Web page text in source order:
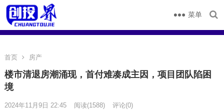
菜单
首页 房产
楼市清退房潮涌现，首付难凑成主因，项目团队陷困
境
2024年11月9日 22:45 阅读(1588) 评论(0)